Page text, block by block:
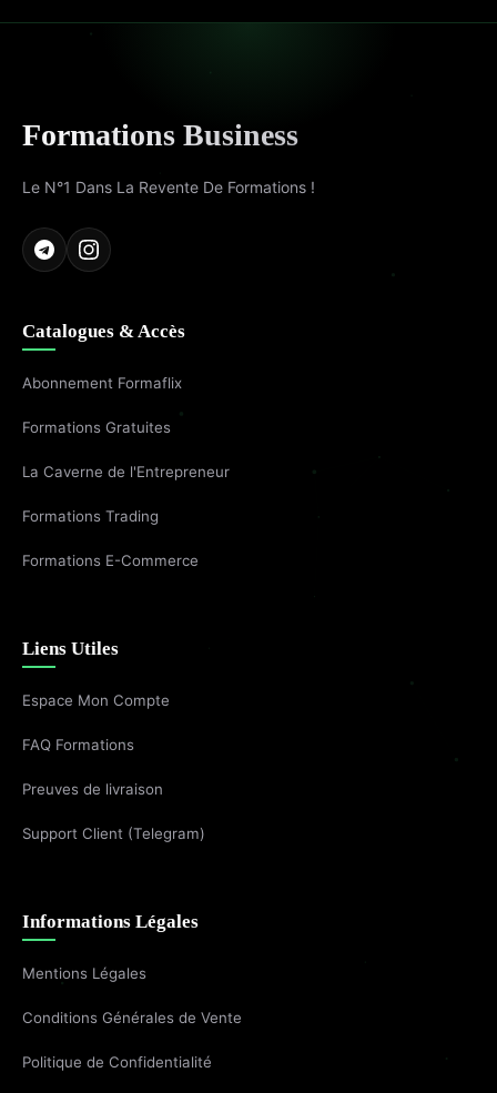
Formations Business
Le N°1 Dans La Revente De Formations !
Catalogues & Accès
Abonnement Formaflix
Formations Gratuites
La Caverne de l'Entrepreneur
Formations Trading
Formations E-Commerce
Liens Utiles
Espace Mon Compte
FAQ Formations
Preuves de livraison
Support Client (Telegram)
Informations Légales
Mentions Légales
Conditions Générales de Vente
Politique de Confidentialité